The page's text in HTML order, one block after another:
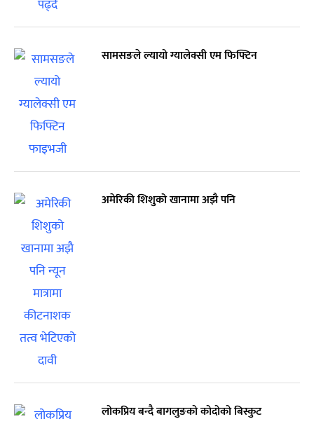
सामसङले ल्यायो ग्यालेक्सी एम फिफ्टिन
अमेरिकी शिशुको खानामा अझै पनि
लोकप्रिय बन्दै बागलुङको कोदोको बिस्कुट